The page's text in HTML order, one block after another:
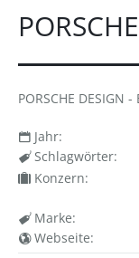
PORSCHE
Jahr:
Schlagwörter:
Konzern:
Marke:
Webseite: